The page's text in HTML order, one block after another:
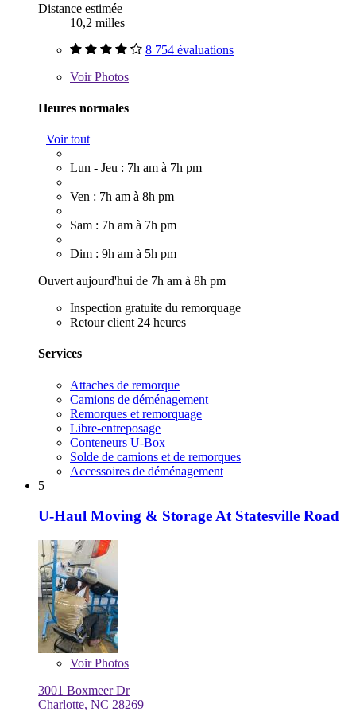
Distance estimée
10,2 milles
8 754 évaluations
VoirPhotos
Heures normales
Voir tout
Lun - Jeu : 7h am à 7h pm
Ven : 7h am à 8h pm
Sam : 7h am à 7h pm
Dim : 9h am à 5h pm
Ouvert aujourd'hui de 7h am à 8h pm
Inspection gratuite du remorquage
Retour client 24 heures
Services
Attaches de remorque
Camions de déménagement
Remorques et remorquage
Libre-entreposage
Conteneurs U-Box
Solde de camions et de remorques
Accessoires de déménagement
5
U-Haul Moving & Storage At Statesville Road
VoirPhotos
3001 Boxmeer Dr
Charlotte, NC 28269